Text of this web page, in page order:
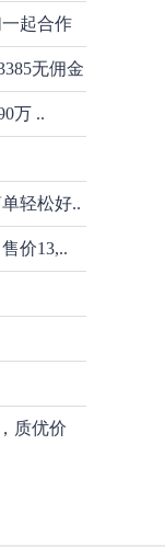
起合作
无佣金
万 ..
轻松好..
价13,..
质优价